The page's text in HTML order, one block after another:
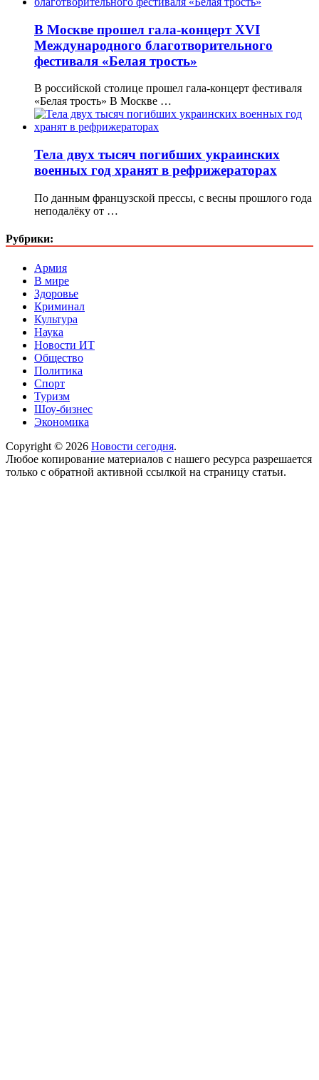
В Москве прошел гала-концерт XVI
Международного благотворительного
фестиваля «Белая трость»
В российской столице прошел гала-концерт фестиваля
«Белая трость» В Москве …
Тела двух тысяч погибших украинских
военных год хранят в рефрижераторах
По данным французской прессы, с весны прошлого года
неподалёку от …
Рубрики:
Армия
В мире
Здоровье
Криминал
Культура
Наука
Новости ИТ
Общество
Политика
Спорт
Туризм
Шоу-бизнес
Экономика
Copyright © 2026 Новости сегодня.
Любое копирование материалов с нашего ресурса разрешается
только с обратной активной ссылкой на страницу статьи.